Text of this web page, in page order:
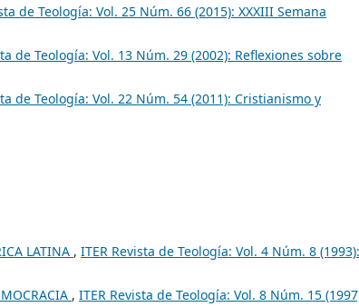
de Teología: Vol. 25 Núm. 66 (2015): XXXIII Semana
de Teología: Vol. 13 Núm. 29 (2002): Reflexiones sobre
de Teología: Vol. 22 Núm. 54 (2011): Cristianismo y
LATINA , ITER Revista de Teología: Vol. 4 Núm. 8
, ITER Revista de Teología: Vol. 8 Núm. 15